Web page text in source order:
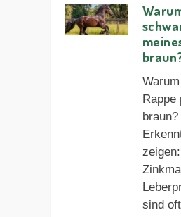
Rappe
zeigen:
sind